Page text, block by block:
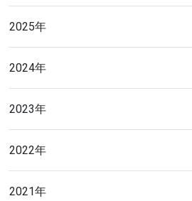
2025年
2024年
2023年
2022年
2021年